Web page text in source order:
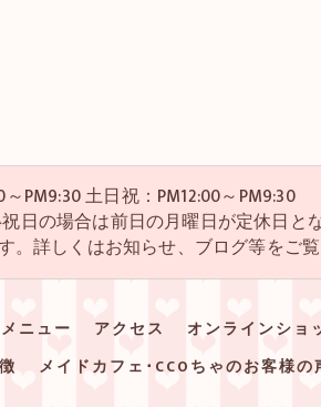
PM9:30 土日祝：PM12:00～PM9:30
日の場合は前日の月曜日が定休日と
。詳しくはお知らせ、ブログ等をご覧
メニュー アクセス オンラインショ
メイドカフェ･CCOちゃのお客様の